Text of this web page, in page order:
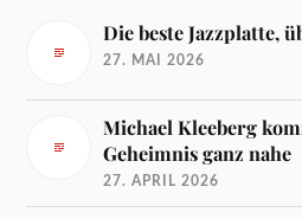
Die beste Jazzplatte,
27. MAI 2026
Michael Kleeberg
Geheimnis ganz nahe
27. APRIL 2026